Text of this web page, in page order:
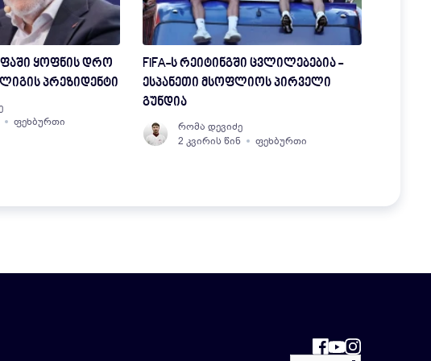
ყოფნის დრო
პრეზიდენტი
ფეხბურთი
FIFA-ს რეიტინგში ცვლილებებია -
ესპანეთი მსოფლიოს პირველი
გუნდია
რომა დევიძე
2 კვირის წინ
ფეხბურთი